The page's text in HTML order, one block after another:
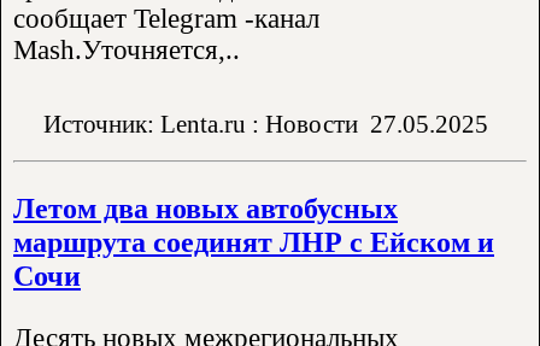
сообщает Telegram -канал
Mash.Уточняется,..
Источник: Lenta.ru : Новости 27.05.2025
Летом два новых автобусных
маршрута соединят ЛНР с Ейском и
Сочи
Десять новых межрегиональных